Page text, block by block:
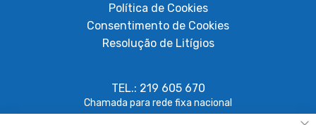
Política de Cookies
Consentimento de Cookies
Resolução de Litígios
TEL.: 219 605 670
Chamada para rede fixa nacional